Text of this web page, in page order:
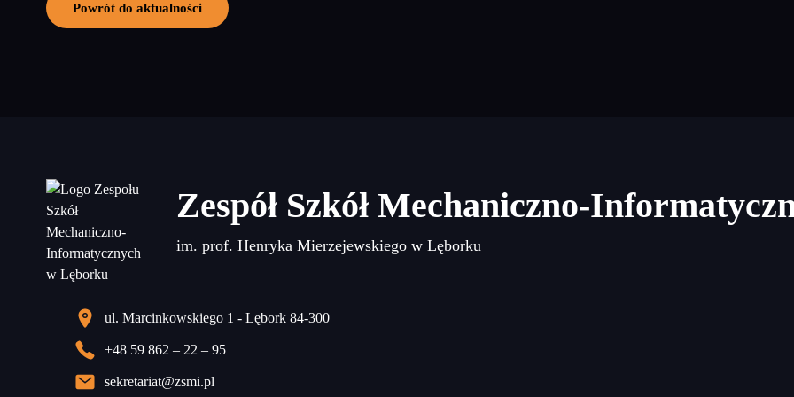
Powrót do aktualności
Zespół Szkół Mechaniczno-
im. prof. Henryka Mierzejewskiego w Lęborku
ul. Marcinkowskiego 1 - Lębork 84-300
+48 59 862 – 22 – 95
sekretariat@zsmi.pl